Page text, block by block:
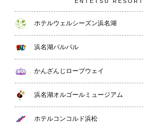
ホテルウェルシーズン浜名湖
浜名湖パルパル
かんざんじロープウェイ
浜名湖オルゴールミュージアム
ホテルコンコルド浜松